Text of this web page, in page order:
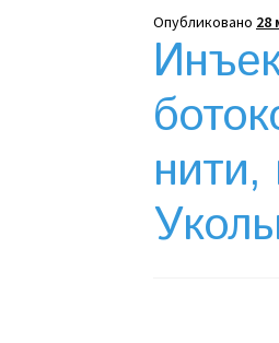
Клексан
Отзывы про
Почему
Рекомендации
Опубликовано 28